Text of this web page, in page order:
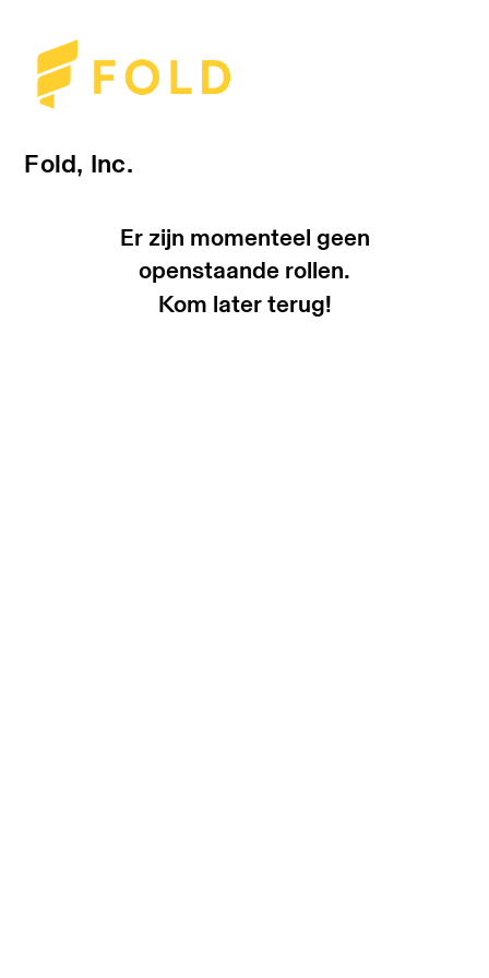
Fold, Inc.
Er zijn momenteel geen
openstaande rollen.
Kom later terug!